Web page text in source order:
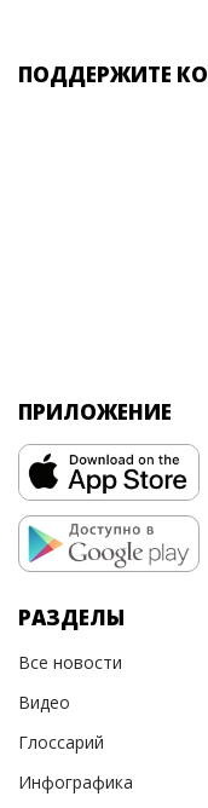
ПОДДЕРЖИТЕ
ПРИЛОЖЕНИЕ
РАЗДЕЛЫ
Все новости
Видео
Глоссарий
Инфографика